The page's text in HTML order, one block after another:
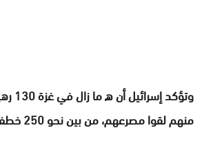
منهم لقوا مصرعهم، من بين نحو 250 خطفوا في الهجوم.